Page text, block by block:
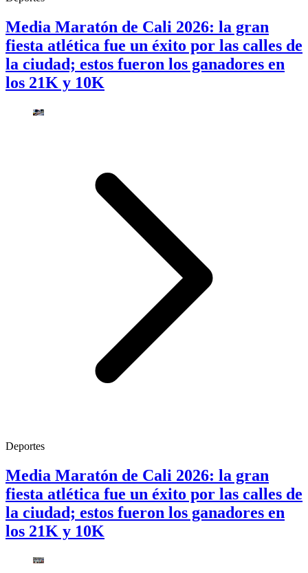
Media Maratón de Cali 2026: la gran
fiesta atlética fue un éxito por las calles de
la ciudad; estos fueron los ganadores en
los 21K y 10K
Deportes
Media Maratón de Cali 2026: la gran
fiesta atlética fue un éxito por las calles de
la ciudad; estos fueron los ganadores en
los 21K y 10K